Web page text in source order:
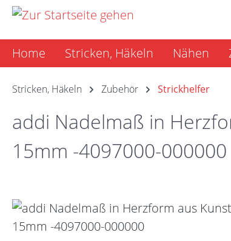
Hauptinhalt springen
Zur Suche springen
Zur Hauptnavigation springen
Home Stricken, Häkeln Nähen
Stricken, Häkeln Zubehör Strickhelfer
addi Nadelmaß in
15mm -4097000-000000
Bildergalerie überspringen